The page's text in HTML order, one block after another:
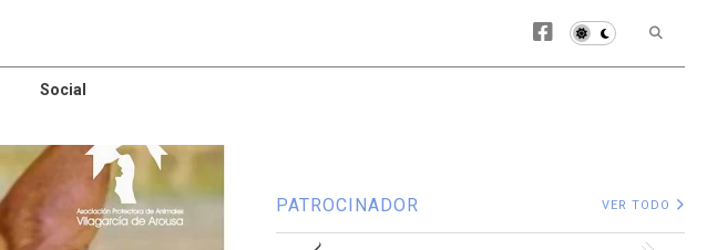
Social
PATROCINADOR VER TODO